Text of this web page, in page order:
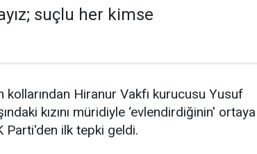
suçlu her kimse
kollarından Hiranur Vakfı kurucusu Yusuf
kızını müridiyle ‘evlendirdiğinin' ortaya
Parti'den ilk tepki geldi.